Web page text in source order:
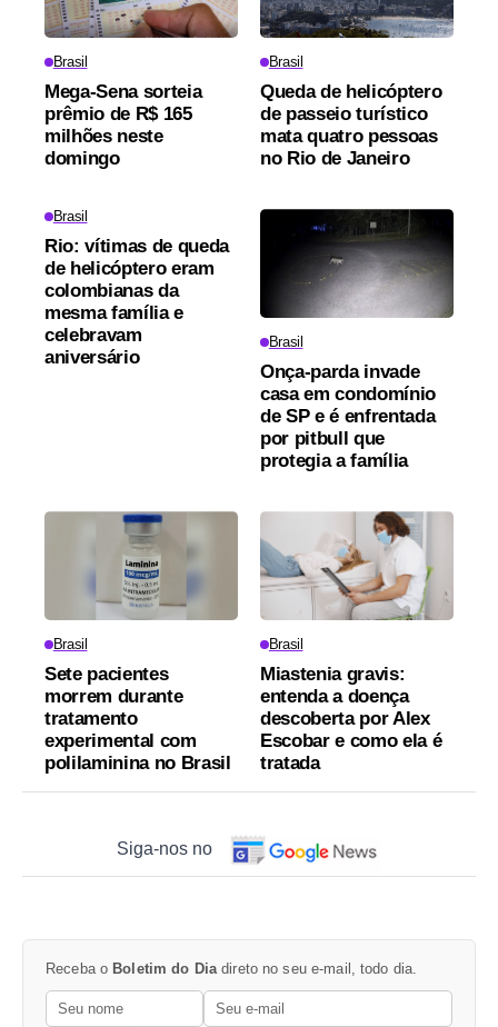
Brasil
Mega-Sena sorteia
prêmio de R$ 165
milhões neste
domingo
Brasil
Queda de helicóptero
de passeio turístico
mata quatro pessoas
no Rio de Janeiro
Brasil
Rio: vítimas de queda
de helicóptero eram
colombianas da
mesma família e
celebravam
aniversário
Brasil
Onça-parda invade
casa em condomínio
de SP e é enfrentada
por pitbull que
protegia a família
Brasil
Sete pacientes
morrem durante
tratamento
experimental com
polilaminina no Brasil
Brasil
Miastenia gravis:
entenda a doença
descoberta por Alex
Escobar e como ela é
tratada
Siga-nos no
Receba o Boletim do Dia direto no seu e-mail, todo dia.